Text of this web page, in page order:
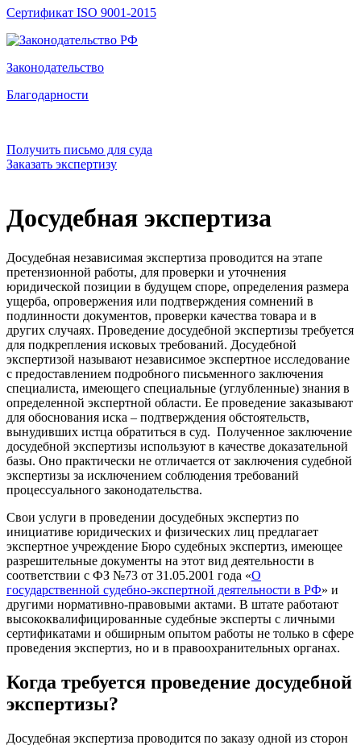
Сертификат ISO 9001-2015
Законодательство
Благодарности
Получить письмо для суда
Заказать экспертизу
Досудебная экспертиза
Досудебная независимая экспертиза проводится на этапе
претензионной работы, для проверки и уточнения
юридической позиции в будущем споре, определения размера
ущерба, опровержения или подтверждения сомнений в
подлинности документов, проверки качества товара и в
других случаях. Проведение досудебной экспертизы требуется
для подкрепления исковых требований. Досудебной
экспертизой называют независимое экспертное исследование
с предоставлением подробного письменного заключения
специалиста, имеющего специальные (углубленные) знания в
определенной экспертной области. Ее проведение заказывают
для обоснования иска – подтверждения обстоятельств,
вынудивших истца обратиться в суд. Полученное заключение
досудебной экспертизы используют в качестве доказательной
базы. Оно практически не отличается от заключения судебной
экспертизы за исключением соблюдения требований
процессуального законодательства.
Свои услуги в проведении досудебных экспертиз по
инициативе юридических и физических лиц предлагает
экспертное учреждение Бюро судебных экспертиз, имеющее
разрешительные документы на этот вид деятельности в
соответствии с ФЗ №73 от 31.05.2001 года «О
государственной судебно-экспертной деятельности в РФ» и
другими нормативно-правовыми актами. В штате работают
высококвалифицированные судебные эксперты с личными
сертификатами и обширным опытом работы не только в сфере
проведения экспертиз, но и в правоохранительных органах.
Когда требуется проведение досудебной
экспертизы?
Досудебная экспертиза проводится по заказу одной из сторон